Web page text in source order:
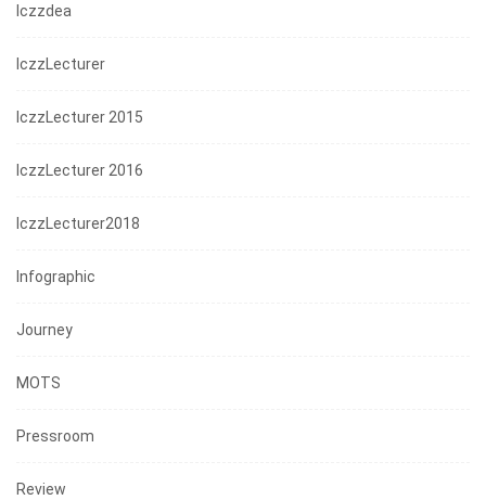
Iczzdea
IczzLecturer
IczzLecturer 2015
IczzLecturer 2016
IczzLecturer2018
Infographic
Journey
MOTS
Pressroom
Review